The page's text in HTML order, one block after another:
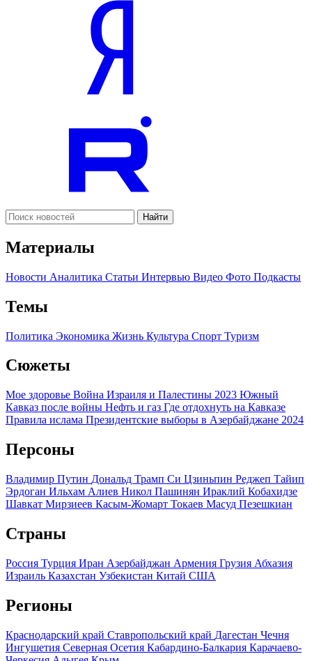
Найти
Материалы
Новости Аналитика Статьи Интервью Видео Фото Подкасты
Темы
Политика Экономика Жизнь Культура Спорт Туризм
Сюжеты
Мое здоровье Война Израиля и Палестины 2023 Южный
Кавказ после войны Нефть и газ Где отдохнуть на Кавказе
Правила ислама Президентские выборы в Азербайджане 2024
Персоны
Владимир Путин Дональд Трамп Си Цзиньпин Реджеп Тайип
Эрдоган Ильхам Алиев Никол Пашинян Ираклий Кобахидзе
Шавкат Мирзиеев Касым-Жомарт Токаев Масуд Пезешкиан
Страны
Россия Турция Иран Азербайджан Армения Грузия Абхазия
Израиль Казахстан Узбекистан Китай США
Регионы
Краснодарский край Ставропольский край Дагестан Чечня
Ингушетия Северная Осетия Кабардино-Балкария Карачаево-